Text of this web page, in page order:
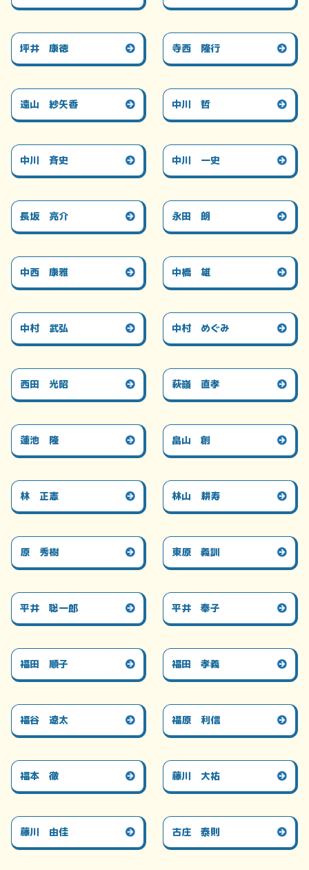
坪井 康徳 寺西 隆行
遠山 紗矢香 中川 哲
中川 斉史 中川 一史
長坂 亮介 永田 朗
中西 康雅 中橋 雄
中村 武弘 中村 めぐみ
西田 光昭 萩嶺 直孝
蓮池 隆 畠山 創
林 正憲 林山 耕寿
原 秀樹 東原 義訓
平井 聡一郎 平井 奉子
福田 順子 福田 孝義
福谷 遼太 福原 利信
福本 徹 藤川 大祐
藤川 由佳 古庄 泰則